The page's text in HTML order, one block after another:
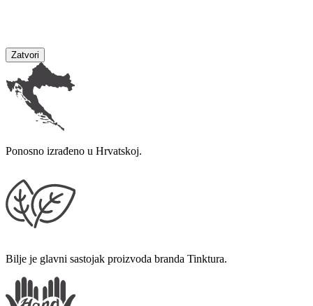
Zatvori
Ponosno izrađeno u Hrvatskoj.
Bilje je glavni sastojak proizvoda branda Tinktura.